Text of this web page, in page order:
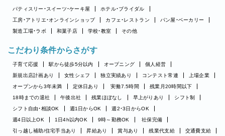
パティスリー・スイーツ・ケーキ屋
ホテル・ブライダル
工房・アトリエ・オンラインショップ
カフェ・レストラン
パン屋・ベーカリー
製造工場・ラボ
和菓子店 学校・教室 その他
こだわり条件からさがす
子育て応援 駅から徒歩5分以内 オープニング
個人経営
新規出店計画あり
女性シェフ 独立実績あり コンテスト常連
上場企業
オープンから3年未満
定休日あり 実働7.5時間
残業月20時間以下
18時までの退社
午後出社 残業ほぼなし 早上がりあり
シフト制
シフト自由・相談OK
週1日からOK
週2・3日からOK
週4日以上OK
1日4h以内OK 9時～勤務OK
社保完備
引っ越し補助/住宅手当あり
昇給あり 賞与あり 残業代支給
交通費支給